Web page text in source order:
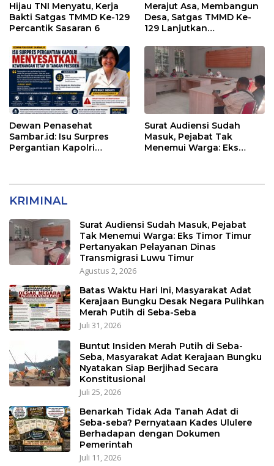
Hijau TNI Menyatu, Kerja
Bakti Satgas TMMD Ke-129
Percantik Sasaran 6
Merajut Asa, Membangun
Desa, Satgas TMMD Ke-
129 Lanjutkan
Dewan Penasehat
Sambar.id: Isu Surpres
Pergantian Kapolri
Surat Audiensi Sudah
Masuk, Pejabat Tak
Menemui Warga: Eks
KRIMINAL
Surat Audiensi Sudah Masuk, Pejabat
Tak Menemui Warga: Eks Timor Timur
Pertanyakan Pelayanan Dinas
Transmigrasi Luwu Timur
Agustus 2, 2026
Batas Waktu Hari Ini, Masyarakat Adat
Kerajaan Bungku Desak Negara Pulihkan
Merah Putih di Seba-Seba
Juli 31, 2026
Buntut Insiden Merah Putih di Seba-
Seba, Masyarakat Adat Kerajaan Bungku
Nyatakan Siap Berjihad Secara
Konstitusional
Juli 25, 2026
Benarkah Tidak Ada Tanah Adat di
Seba-seba? Pernyataan Kades Ululere
Berhadapan dengan Dokumen
Pemerintah
Juli 11, 2026